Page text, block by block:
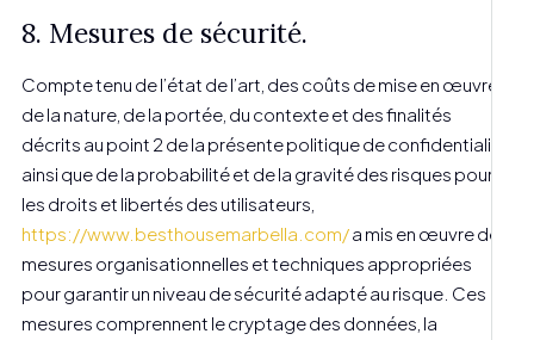
8. Mesures de sécurité.
Compte tenu de l’état de l’art, des coûts de mise en œuvre,
de la nature, de la portée, du contexte et des finalités
décrits au point 2 de la présente politique de confidentialité,
ainsi que de la probabilité et de la gravité des risques pour
les droits et libertés des utilisateurs,
https://www.besthousemarbella.com/a mis en œuvre des
mesures organisationnelles et techniques appropriées
pour garantir un niveau de sécurité adapté au risque. Ces
mesures comprennent le cryptage des données, la